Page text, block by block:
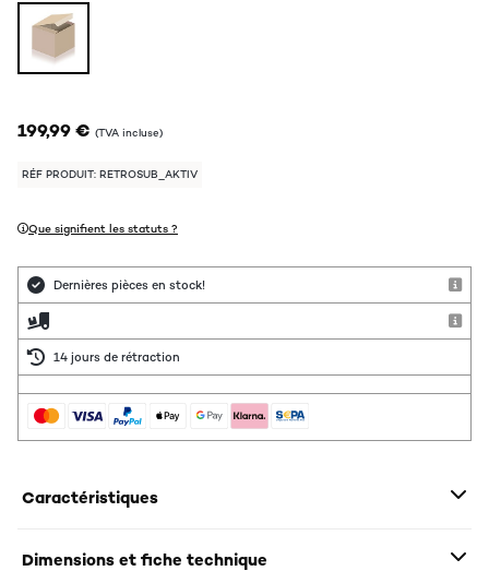
199,99 € (TVA incluse)
RÉF PRODUIT: RETROSUB_AKTIV
Que signifient les statuts ?
Dernières pièces en stock!
14 jours de rétraction
Caractéristiques
Dimensions et fiche technique